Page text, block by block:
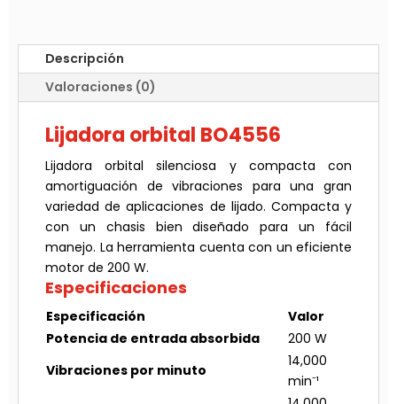
Descripción
Valoraciones (0)
Lijadora orbital BO4556
Lijadora orbital silenciosa y compacta con
amortiguación de vibraciones para una gran
variedad de aplicaciones de lijado. Compacta y
con un chasis bien diseñado para un fácil
manejo. La herramienta cuenta con un eficiente
motor de 200 W.
Especificaciones
Especificación
Valor
Potencia de entrada absorbida
200 W
Vibraciones por minuto
14,000
min⁻¹